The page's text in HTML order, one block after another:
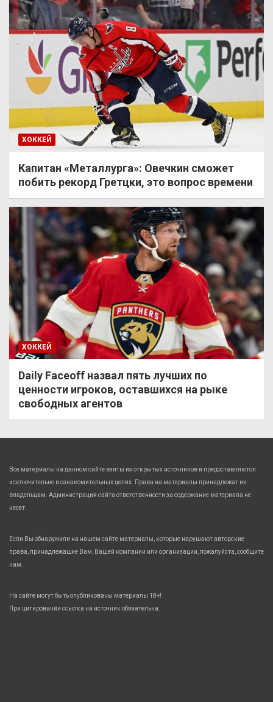
ХОККЕЙ
Капитан «Металлурга»: Овечкин сможет
побить рекорд Гретцки, это вопрос времени
ХОККЕЙ
Daily Faceoff назвал пять лучших по
ценности игроков, оставшихся на рыке
свободных агентов
Все материалы на данном сайте взяты из открытых источников и предоставляются
исключительно в ознакомительных целях. Права на материалы принадлежат их
владельцам. Администрация сайта ответственности за содержание материала не
несет.
Если Вы обнаружили на нашем сайте материалы, которые нарушают авторские
права, принадлежащие Вам, Вашей компании или организации, пожалуйста, сообщите
нам.
На сайте могут быть опубликованы материалы 18+!
При цитировании ссылка на источник обязательна.